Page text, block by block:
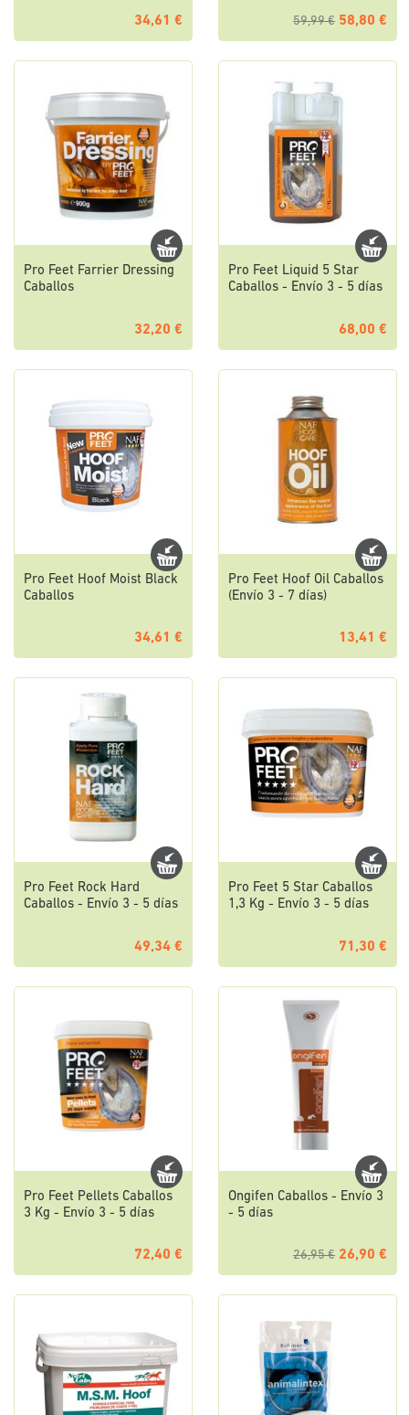
34,61 € 59,99 € 58,80 €
Pro Feet Farrier Dressing
Caballos
32,20 €
Pro Feet Liquid 5 Star
Caballos - Envío 3 - 5 días
68,00 €
Pro Feet Hoof Moist Black
Caballos
34,61 €
Pro Feet Hoof Oil Caballos
(Envío 3 - 7 días)
13,41 €
Pro Feet Rock Hard
Caballos - Envío 3 - 5 días
49,34 €
Pro Feet 5 Star Caballos
1,3 Kg - Envío 3 - 5 días
71,30 €
Pro Feet Pellets Caballos
3 Kg - Envío 3 - 5 días
72,40 €
Ongifen Caballos - Envío 3
- 5 días
26,95 € 26,90 €